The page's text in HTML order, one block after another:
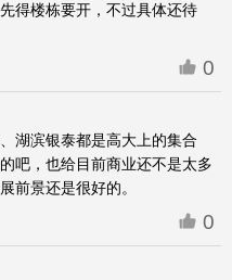
得楼栋要开，不过具体还待
0
湖滨银泰都是高大上的集合
吧，也给目前商业还不是太多
前景还是很好的。
0